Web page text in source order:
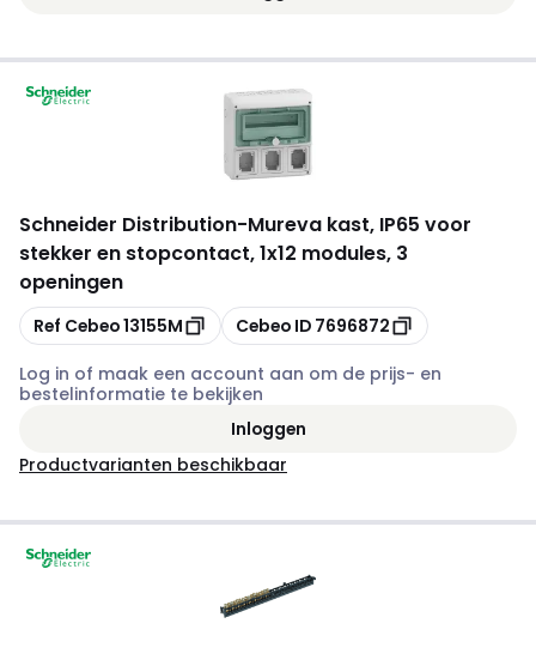
Schneider Distribution-Mureva kast, IP65 voor
stekker en stopcontact, 1x12 modules, 3
openingen
Kopiëren
Ref Cebeo13155M Kopiëren
Cebeo ID 7696872
Log in of maak een account aan om de prijs- en
bestelinformatie te bekijken
Inloggen
Productvarianten beschikbaar